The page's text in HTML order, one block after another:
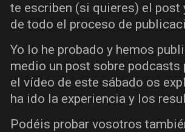
te escriben (si quieres) el post
de todo el proceso de
Yo lo he probado y hemos
medio un post sobre podcasts
el vídeo de este sábado os
ha ido la experiencia y los
Podéis probar vosotros